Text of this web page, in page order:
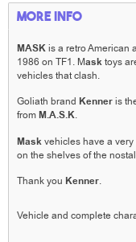
More info
MASKis a retro American
1986 on TF1. Masktoys
vehicles that clash.
Goliath brand Kenneris
fromM.A.S.K.
Maskvehicles have a
on the shelves of the
Thank you Kenner.
Vehicle and complete